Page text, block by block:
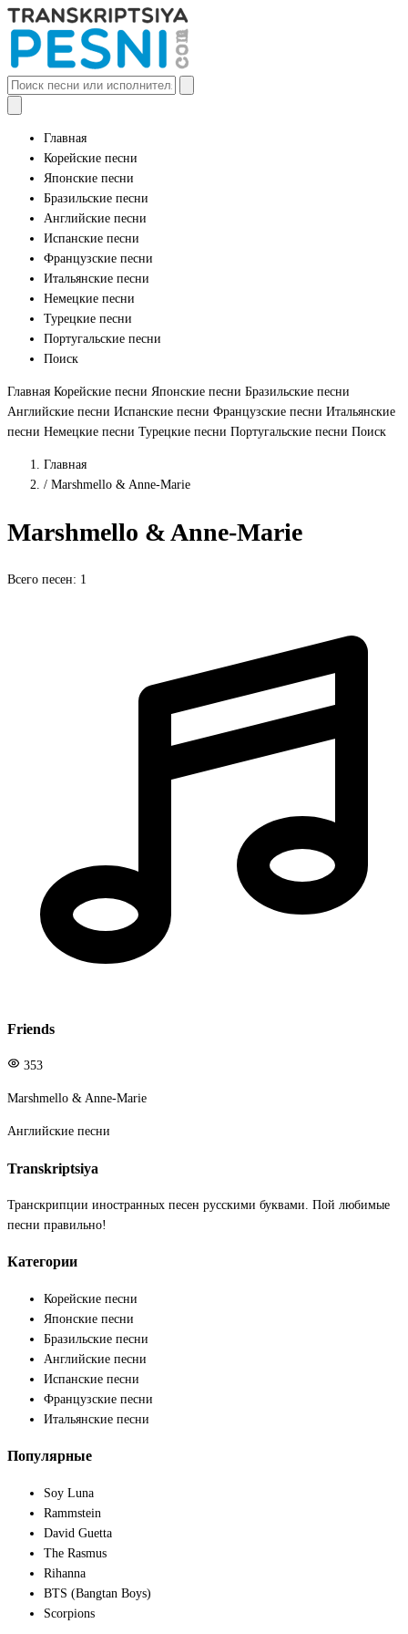
Главная
Корейские песни
Японские песни
Бразильские песни
Английские песни
Испанские песни
Французские песни
Итальянские песни
Немецкие песни
Турецкие песни
Португальские песни
Поиск
Главная Корейские песни Японские песни Бразильские песни
Английские песни Испанские песни Французские песни Итальянские
песни Немецкие песни Турецкие песни Португальские песни Поиск
Главная
/ Marshmello & Anne-Marie
Marshmello & Anne-Marie
Всего песен: 1
Friends
353
Marshmello & Anne-Marie
Английские песни
Transkriptsiya
Транскрипции иностранных песен русскими буквами. Пой любимые
песни правильно!
Категории
Корейские песни
Японские песни
Бразильские песни
Английские песни
Испанские песни
Французские песни
Итальянские песни
Популярные
Soy Luna
Rammstein
David Guetta
The Rasmus
Rihanna
BTS (Bangtan Boys)
Scorpions